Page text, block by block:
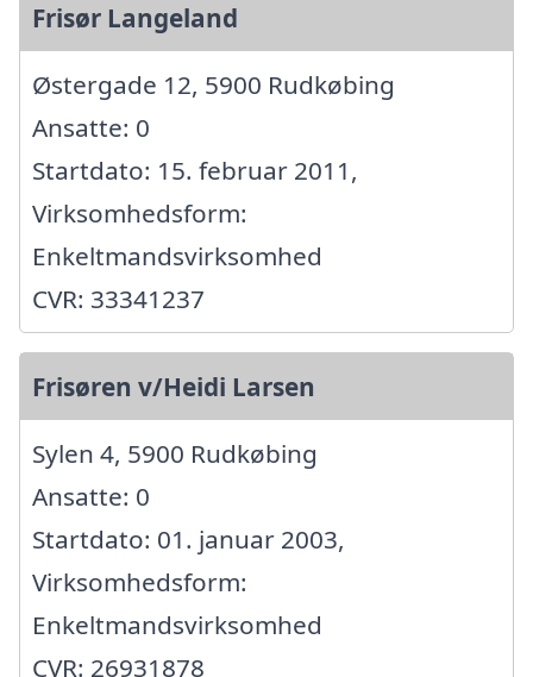
Frisør Langeland
Østergade 12, 5900 Rudkøbing
Ansatte: 0
Startdato: 15. februar 2011,
Virksomhedsform:
Enkeltmandsvirksomhed
CVR: 33341237
Frisøren v/Heidi Larsen
Sylen 4, 5900 Rudkøbing
Ansatte: 0
Startdato: 01. januar 2003,
Virksomhedsform:
Enkeltmandsvirksomhed
CVR: 26931878